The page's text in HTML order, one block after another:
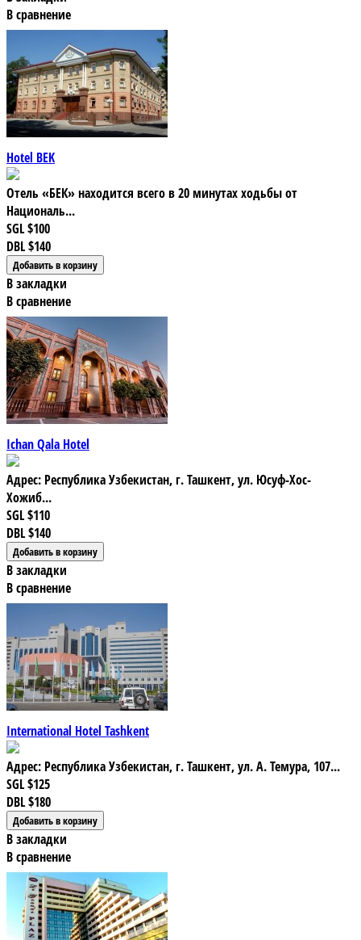
В сравнение
Hotel BEK
Отель «БЕК» находится всего в 20 минутах ходьбы от
Националь...
SGL$100
DBL$140
В закладки
В сравнение
Ichan Qala Hotel
Адрес: Республика Узбекистан, г. Ташкент, ул. Юсуф-Хос-
Хожиб...
SGL$110
DBL$140
В закладки
В сравнение
International Hotel Tashkent
Адрес: Республика Узбекистан, г. Ташкент, ул. А. Темура, 107...
SGL$125
DBL$180
В закладки
В сравнение